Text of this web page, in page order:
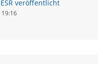
veröffentlicht
19:16